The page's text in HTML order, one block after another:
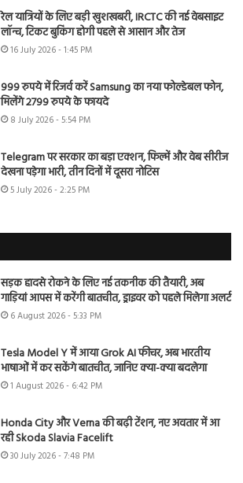
रेल यात्रियों के लिए बड़ी खुशखबरी, IRCTC की नई वेबसाइट
लॉन्च, टिकट बुकिंग होगी पहले से आसान और तेज
16 July 2026 - 1:45 PM
999 रुपये में रिजर्व करें Samsung का नया फोल्डेबल फोन,
मिलेंगे 2799 रुपये के फायदे
8 July 2026 - 5:54 PM
Telegram पर सरकार का बड़ा एक्शन, फिल्में और वेब सीरीज
देखना पड़ेगा भारी, तीन दिनों में दूसरा नोटिस
5 July 2026 - 2:25 PM
सड़क हादसे रोकने के लिए नई तकनीक की तैयारी, अब
गाड़ियां आपस में करेंगी बातचीत, ड्राइवर को पहले मिलेगा अलर्ट
6 August 2026 - 5:33 PM
Tesla Model Y में आया Grok AI फीचर, अब भारतीय
भाषाओं में कर सकेंगे बातचीत, जानिए क्या-क्या बदलेगा
1 August 2026 - 6:42 PM
Honda City और Verna की बढ़ी टेंशन, नए अवतार में आ
रही Skoda Slavia Facelift
30 July 2026 - 7:48 PM